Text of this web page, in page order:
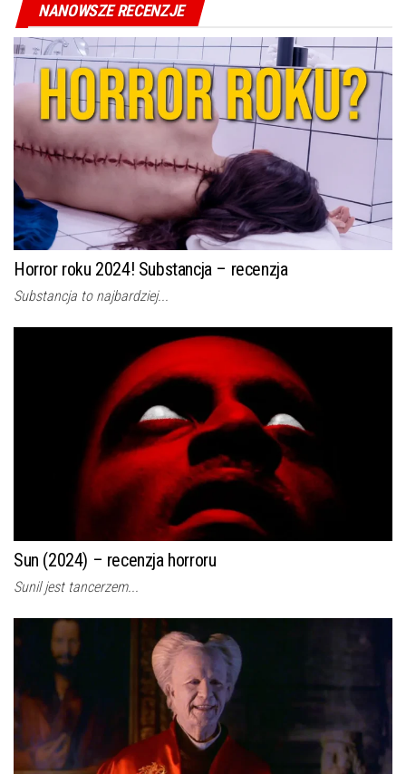
NANOWSZE RECENZJE
Horror roku 2024! Substancja – recenzja
Substancja to najbardziej...
Sun (2024) – recenzja horroru
Sunil jest tancerzem...